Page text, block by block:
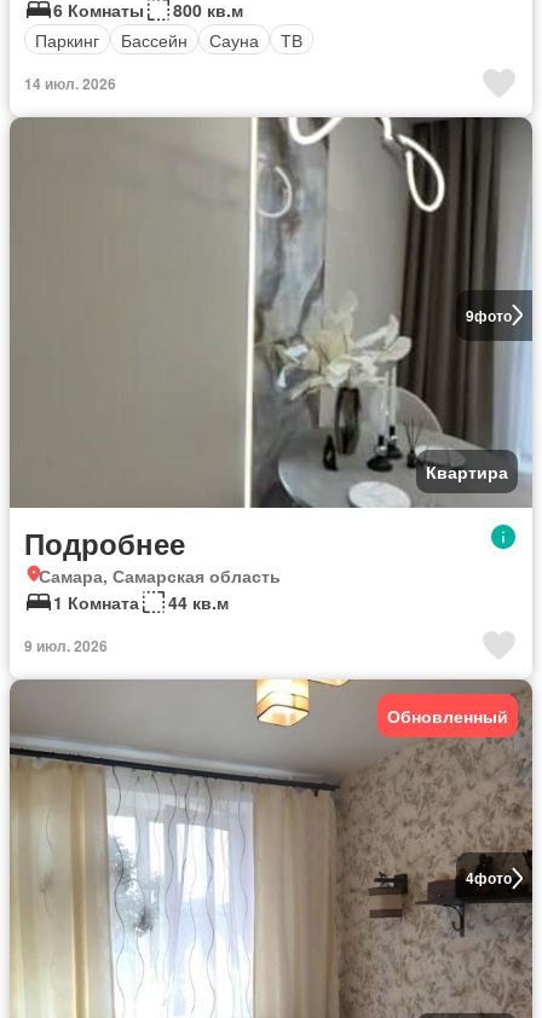
6 Комнаты
800 кв.м
Паркинг
Бассейн Сауна ТВ
14 июл. 2026
9фото
Квартира
Подробнее
Самара, Самарская область
1 Комната
44 кв.м
9 июл. 2026
4фото
Обновленный